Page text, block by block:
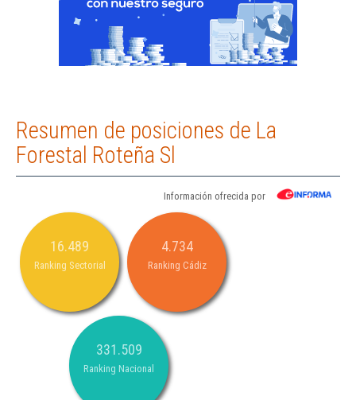
Resumen de posiciones de La
Forestal Roteña Sl
Información ofrecida por
16.489
Ranking Sectorial
4.734
Ranking Cádiz
331.509
Ranking Nacional